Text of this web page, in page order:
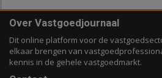
Over Vastgoedjournaal
Dit online platform voor de
elkaar brengen van
kennis in de gehele vastgoedmarkt.